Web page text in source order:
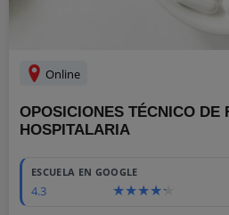
Online
OPOSICIONES TÉCNICO DE
HOSPITALARIA
ESCUELA EN GOOGLE
4.3